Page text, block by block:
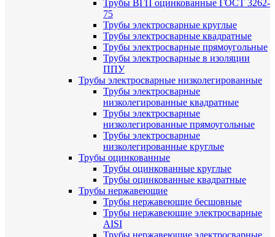
Трубы ВГП оцинкованные ГОСТ 3262-
75
Трубы электросварные круглые
Трубы электросварные квадратные
Трубы электросварные прямоугольные
Трубы электросварные в изоляции
ППУ
Трубы электросварные низколегированные
Трубы электросварные
низколегированные квадратные
Трубы электросварные
низколегированные прямоугольные
Трубы электросварные
низколегированные круглые
Трубы оцинкованные
Трубы оцинкованные круглые
Трубы оцинкованные квадратные
Трубы нержавеющие
Трубы нержавеющие бесшовные
Трубы нержавеющие электросварные
AISI
Трубы нержавеющие электросварные